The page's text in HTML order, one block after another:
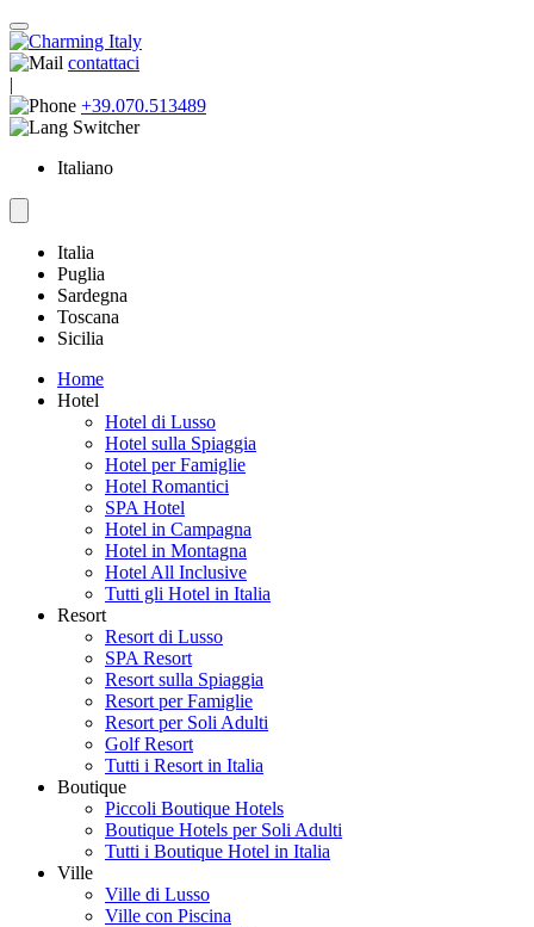
contattaci
|
+39.070.513489
Italiano
Italia
Puglia
Sardegna
Toscana
Sicilia
Home
Hotel
Hotel di Lusso
Hotel sulla Spiaggia
Hotel per Famiglie
Hotel Romantici
SPA Hotel
Hotel in Campagna
Hotel in Montagna
Hotel All Inclusive
Tutti gli Hotel in Italia
Resort
Resort di Lusso
SPA Resort
Resort sulla Spiaggia
Resort per Famiglie
Resort per Soli Adulti
Golf Resort
Tutti i Resort in Italia
Boutique
Piccoli Boutique Hotels
Boutique Hotels per Soli Adulti
Tutti i Boutique Hotel in Italia
Ville
Ville di Lusso
Ville con Piscina